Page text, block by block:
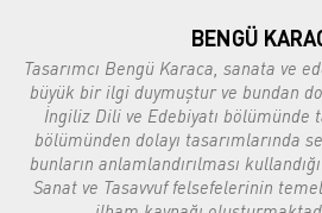
BENGÜ
Tasarımcı Bengü Karaca, sanata ve
büyük bir ilgi duymuştur ve bundan
İngiliz Dili ve Edebiyatı bölümünde
bölümünden dolayı tasarımlarında
bunların anlamlandırılması
Sanat ve Tasavvuf felsefelerinin